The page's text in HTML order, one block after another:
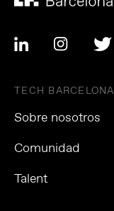
TECH BARCELONA
Sobre nosotros
Comunidad
Talent